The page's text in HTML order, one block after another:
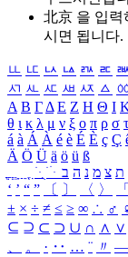
北京 을 입력
시면 됩니다.
ㅥ ㅦ ㅧ ㅨ ㅩ ㅪ ㅫ
ㅺ ㅻ ㅼ ㅽ ㅾ ㅿ
Α Β ΓΔ Ε Ζ Η Θ Ι
θ ι κ λ μ ν ξ ο π ρ σ τ
á à Á À é è É È ç Ç
Ä Ö Ü ä ö ü ß
ִֶֹ ֻּ ׁׂ ת צ מ נ ה ב
‘ ’ “ ” 〔 〕 〈 〉 「
± × ÷ ≠ ≤ ≥ ∞ ∴ ♂
⊆ ⊇ ⊂ ⊃ ∪ ∩ ∧ ∨
、
。 · ‥ … ¨ 〃 ―